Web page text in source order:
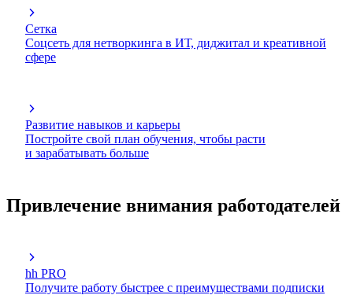
Сетка
Соцсеть для нетворкинга в ИТ, диджитал и креативной
сфере
Развитие навыков и карьеры
Постройте свой план обучения, чтобы расти
и зарабатывать больше
Привлечение внимания работодателей
hh PRO
Получите работу быстрее с преимуществами подписки